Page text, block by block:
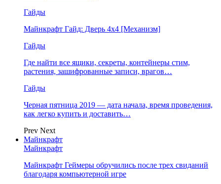
Гайды
Майнкрафт Гайд: Дверь 4х4 [Механизм]
Гайды
Где найти все ящики, секреты, контейнеры стим,
растения, зашифрованные записи, врагов…
Гайды
Черная пятница 2019 — дата начала, время проведения,
как легко купить и доставить…
Prev Next
Майнкрафт
Майнкрафт
Майнкрафт Геймеры обручились после трех свиданий
благодаря компьютерной игре